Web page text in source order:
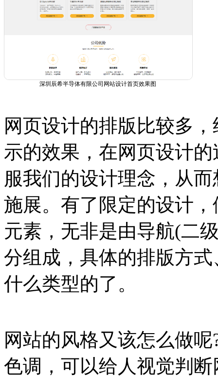
深圳辰希半导体有限公司网站设计首页效果图
网页设计的排版比较多
示的效果，在网页设计
服我们的设计理念，从
施展。有了限定的设计
元素，无非是由导航(二
分组成，具体的排版方
什么类型的了。
网站的风格又该怎么做
色调，可以给人视觉判